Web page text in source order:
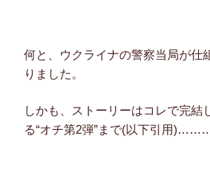
何と、ウクライナの警察当局が仕
りました。
しかも、ストーリーはコレで完結
る“オチ第2弾”まで(以下引用